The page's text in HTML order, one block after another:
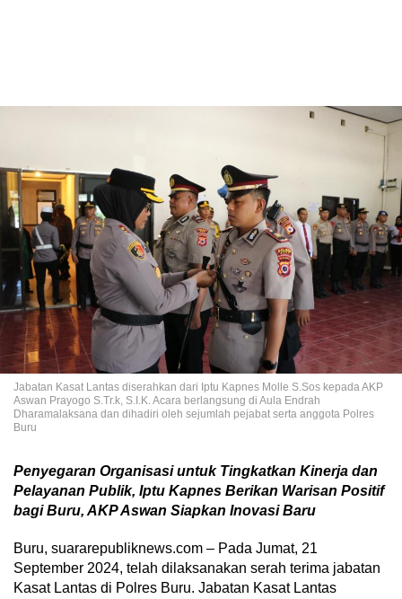
Jabatan Kasat Lantas diserahkan dari Iptu Kapnes Molle S.Sos kepada AKP
Aswan Prayogo S.Tr.k, S.I.K. Acara berlangsung di Aula Endrah
Dharamalaksana dan dihadiri oleh sejumlah pejabat serta anggota Polres
Buru
Penyegaran Organisasi untuk Tingkatkan Kinerja dan
Pelayanan Publik, Iptu Kapnes Berikan Warisan Positif
bagi Buru, AKP Aswan Siapkan Inovasi Baru
Buru, suararepubliknews.com – Pada Jumat, 21
September 2024, telah dilaksanakan serah terima jabatan
Kasat Lantas di Polres Buru. Jabatan Kasat Lantas